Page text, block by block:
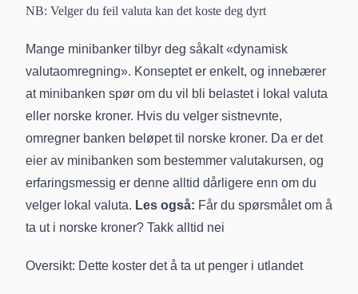
NB: Velger du feil valuta kan det koste deg dyrt
Mange minibanker tilbyr deg såkalt «dynamisk
valutaomregning». Konseptet er enkelt, og innebærer
at minibanken spør om du vil bli belastet i lokal valuta
eller norske kroner. Hvis du velger sistnevnte,
omregner banken beløpet til norske kroner. Da er det
eier av minibanken som bestemmer valutakursen, og
erfaringsmessig er denne alltid dårligere enn om du
velger lokal valuta. Les også: Får du spørsmålet om å
ta ut i norske kroner? Takk alltid nei
Oversikt: Dette koster det å ta ut penger i utlandet